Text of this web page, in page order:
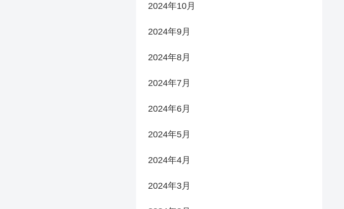
2024年10月
2024年9月
2024年8月
2024年7月
2024年6月
2024年5月
2024年4月
2024年3月